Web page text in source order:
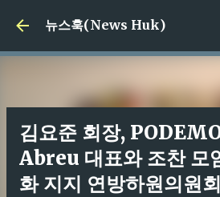
기본 콘텐츠로 건너
뉴스훅(News Huk)
김요준 회장,
Abreu 대표와 조찬 모
화 지지 연방하원의원